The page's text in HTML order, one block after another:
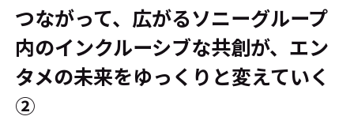
つながって、広がる――ソニーグループ
内のインクルーシブな共創が、エン
タメの未来をゆっくりと変えていく
②